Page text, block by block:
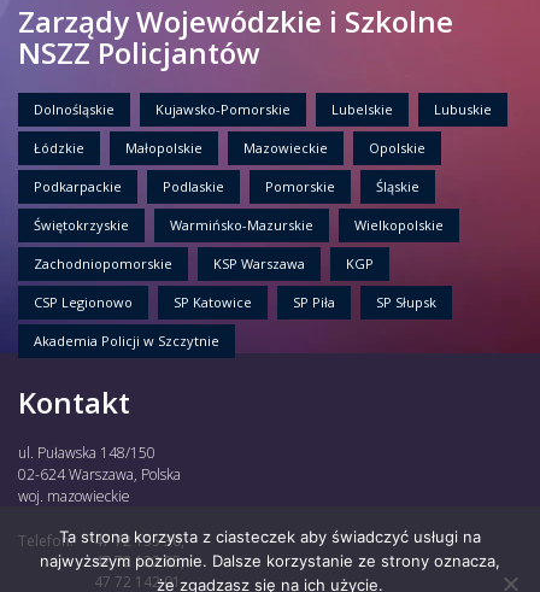
Zarządy Wojewódzkie i Szkolne
NSZZ Policjantów
Dolnośląskie Kujawsko-Pomorskie Lubelskie Lubuskie
Łódzkie Małopolskie Mazowieckie Opolskie
Podkarpackie Podlaskie Pomorskie Śląskie
Świętokrzyskie Warmińsko-Mazurskie Wielkopolskie
Zachodniopomorskie KSP Warszawa KGP
CSP Legionowo SP Katowice SP Piła SP Słupsk
Akademia Policji w Szczytnie
Kontakt
ul. Puławska 148/150
02-624 Warszawa, Polska
woj. mazowieckie
Telefon:
47 72 135 30,
47 72 122 85,
47 72 142 01,
Ta strona korzysta z ciasteczek aby świadczyć usługi na
najwyższym poziomie. Dalsze korzystanie ze strony oznacza,
że zgadzasz się na ich użycie.